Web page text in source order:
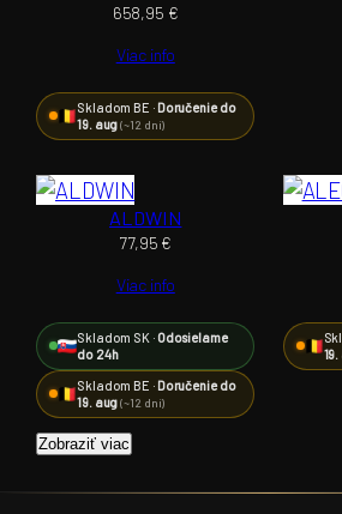
658,95 €
Viac info
Skladom BE ·Doručenie do
19. aug(~12 dní)
ALDWIN
77,95 €
Viac info
Skladom SK ·Odosielame
do 24h
Skladom BE ·Doručenie do
19. aug(~12 dní)
Zobraziť viac